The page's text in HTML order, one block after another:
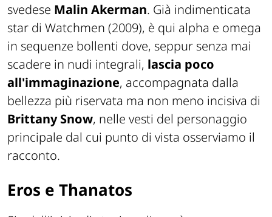
svedese Malin Akerman. Già indimenticata
star di Watchmen (2009), è qui alpha e omega
in sequenze bollenti dove, seppur senza mai
scadere in nudi integrali, lascia poco
all'immaginazione, accompagnata dalla
bellezza più riservata ma non meno incisiva di
Brittany Snow, nelle vesti del personaggio
principale dal cui punto di vista osserviamo il
racconto.
Eros e Thanatos